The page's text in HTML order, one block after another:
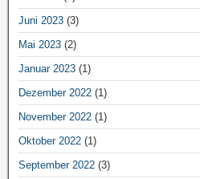
Juni 2023 (3)
Mai 2023 (2)
Januar 2023 (1)
Dezember 2022 (1)
November 2022 (1)
Oktober 2022 (1)
September 2022 (3)